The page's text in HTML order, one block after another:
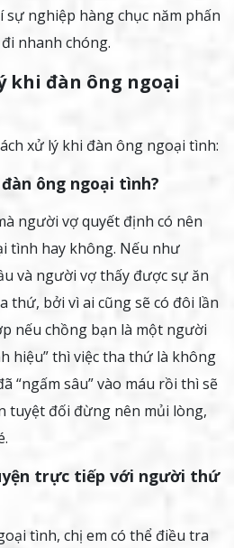
nghiệp hàng chục năm phấn
nhanh chóng.
khi đàn ông ngoại
xử lý khi đàn ông ngoại tình:
ông ngoại tình?
người vợ quyết định có nên
tình hay không. Nếu như
và người vợ thấy được sự ăn
thứ, bởi vì ai cũng sẽ có đôi lần
nếu chồng bạn là một người
hiệu” thì việc tha thứ là không
“ngấm sâu” vào máu rồi thì sẽ
tuyệt đối đừng nên mủi lòng,
trực tiếp với người thứ
tình, chị em có thể điều tra